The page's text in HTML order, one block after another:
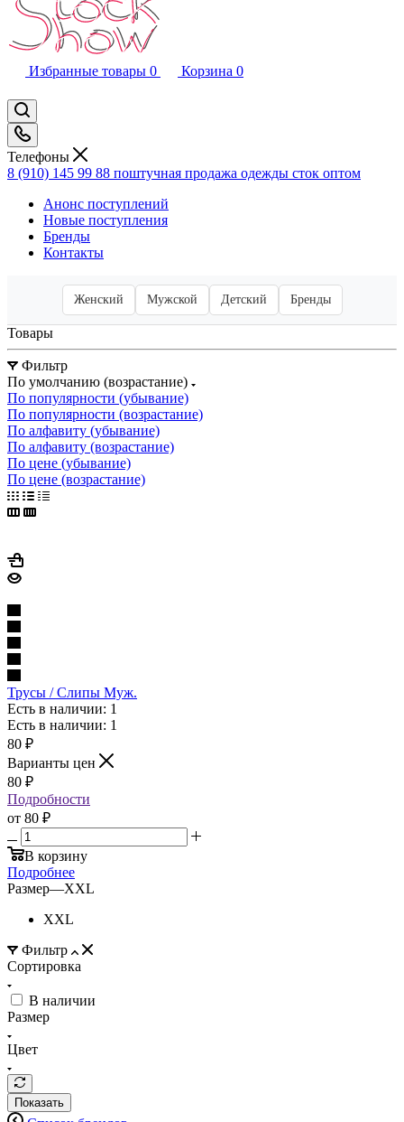
Избранные товары 0 Корзина 0
Телефоны
8 (910) 145 99 88 поштучная продажа одежды сток оптом
Анонс поступлений
Новые поступления
Бренды
Контакты
Женский Мужской Детский Бренды
Товары
Фильтр
По умолчанию (возрастание)
По популярности (убывание)
По популярности (возрастание)
По алфавиту (убывание)
По алфавиту (возрастание)
По цене (убывание)
По цене (возрастание)
Трусы / Слипы Муж.
Есть в наличии: 1
Есть в наличии: 1
80 ₽
Варианты цен
80 ₽
Подробности
от 80 ₽
В корзину
Подробнее
Размер—XXL
XXL
Фильтр
Сортировка
В наличии
Размер
Цвет
Показать